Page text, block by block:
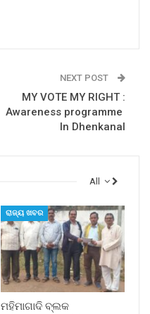
NEXT POST
MY VOTE MY RIGHT :
Awareness programme
In Dhenkanal
All
ରାଜ୍ୟ ଖବର
ମହିମାଗାଦି ବ୍ଲକ